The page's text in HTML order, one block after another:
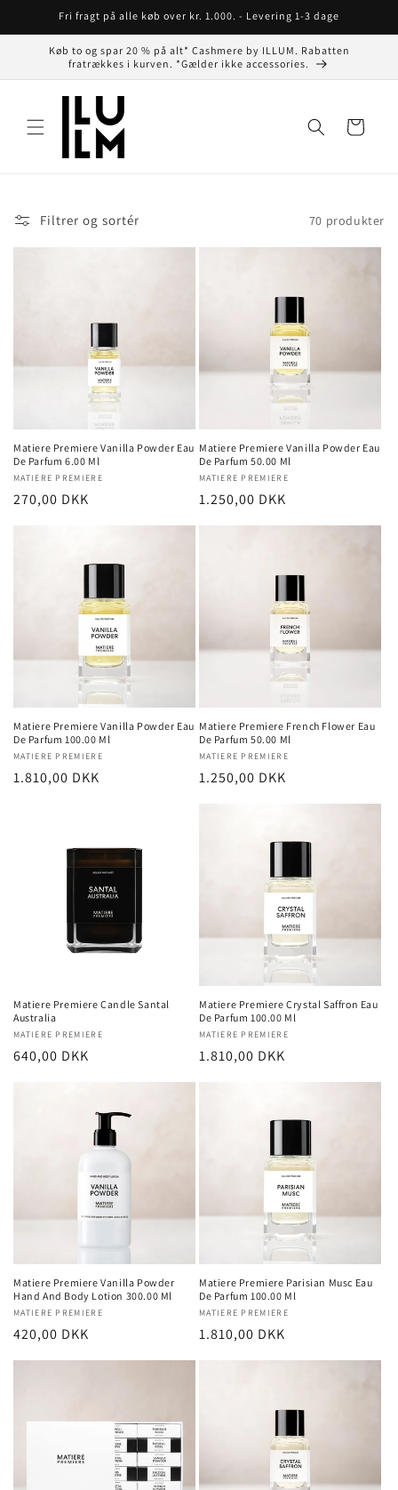
Gå tilFri fragt på alle køb over kr. 1.000. - Levering 1-3 dage
Køb to og spar 20 % på alt* Cashmere by ILLUM. Rabatten
fratrækkes i kurven. *Gælder ikke accessories.
Indkøbskurv
Filtrer og sortér 70 produkter
Matiere Premiere Vanilla Powder Eau
De Parfum 6.00 Ml
Forhandler:
MATIERE PREMIERE
Normalpris
270,00 DKK
Matiere Premiere Vanilla Powder Eau
De Parfum 50.00 Ml
Forhandler:
MATIERE PREMIERE
Normalpris
1.250,00 DKK
Matiere Premiere Vanilla Powder Eau
De Parfum 100.00 Ml
Forhandler:
MATIERE PREMIERE
Normalpris
1.810,00 DKK
Matiere Premiere French Flower Eau
De Parfum 50.00 Ml
Forhandler:
MATIERE PREMIERE
Normalpris
1.250,00 DKK
Matiere Premiere Candle Santal
Australia
Forhandler:
MATIERE PREMIERE
Normalpris
640,00 DKK
Matiere Premiere Crystal Saffron Eau
De Parfum 100.00 Ml
Forhandler:
MATIERE PREMIERE
Normalpris
1.810,00 DKK
Matiere Premiere Vanilla Powder
Hand And Body Lotion 300.00 Ml
Forhandler:
MATIERE PREMIERE
Normalpris
420,00 DKK
Matiere Premiere Parisian Musc Eau
De Parfum 100.00 Ml
Forhandler:
MATIERE PREMIERE
Normalpris
1.810,00 DKK